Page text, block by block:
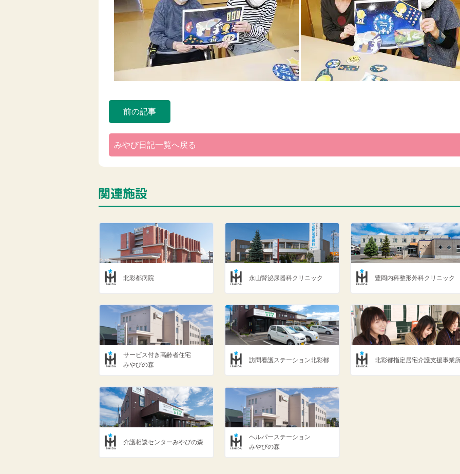
前の記事
みやび日記一覧へ戻る
北彩都病院 永山腎泌尿器科クリニック 豊岡内科整形外科クリニック
サービス付き高齢者住宅
みやびの森
訪問看護ステーション北彩都 北彩都指定居宅介護支援事業
介護相談センターみやびの森
ヘルパーステーション
みやびの森